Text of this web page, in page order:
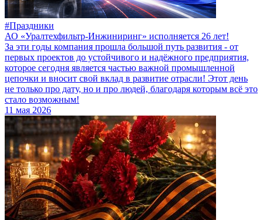
#Праздники
АО «Уралтехфильтр-Инжиниринг» исполняется 26 лет!
За эти годы компания прошла большой путь развития - от
первых проектов до устойчивого и надёжного предприятия,
которое сегодня является частью важной промышленной
цепочки и вносит свой вклад в развитие отрасли! Этот день
не только про дату, но и про людей, благодаря которым всё это
стало возможным!
11 мая 2026